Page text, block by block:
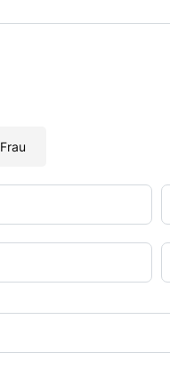
Frau